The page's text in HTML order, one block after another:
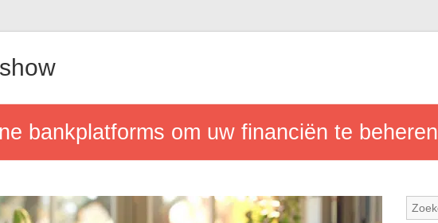
bankplatforms om uw financiën te beheren